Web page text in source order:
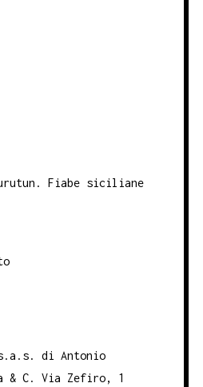
Fiabe siciliane
di Antonio
& C. Via Zefiro, 1